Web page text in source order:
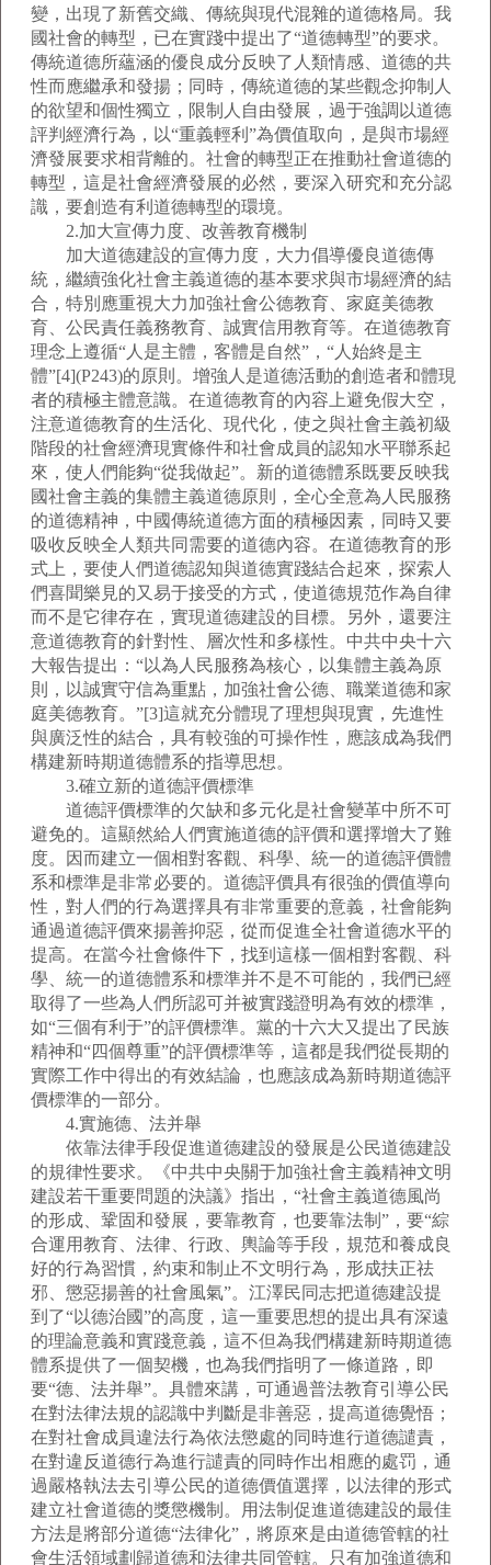
變，出現了新舊交織、傳統與現代混雜的道德格局。我
國社會的轉型，已在實踐中提出了“道德轉型”的要求。
傳統道德所蘊涵的優良成分反映了人類情感、道德的共
性而應繼承和發揚；同時，傳統道德的某些觀念抑制人
的欲望和個性獨立，限制人自由發展，過于強調以道德
評判經濟行為，以“重義輕利”為價值取向，是與市場經
濟發展要求相背離的。社會的轉型正在推動社會道德的
轉型，這是社會經濟發展的必然，要深入研究和充分認
識，要創造有利道德轉型的環境。
2.加大宣傳力度、改善教育機制
加大道德建設的宣傳力度，大力倡導優良道德傳
統，繼續強化社會主義道德的基本要求與市場經濟的結
合，特別應重視大力加強社會公德教育、家庭美德教
育、公民責任義務教育、誠實信用教育等。在道德教育
理念上遵循“人是主體，客體是自然”，“人始終是主
體”[4](P243)的原則。增強人是道德活動的創造者和體現
者的積極主體意識。在道德教育的內容上避免假大空，
注意道德教育的生活化、現代化，使之與社會主義初級
階段的社會經濟現實條件和社會成員的認知水平聯系起
來，使人們能夠“從我做起”。新的道德體系既要反映我
國社會主義的集體主義道德原則，全心全意為人民服務
的道德精神，中國傳統道德方面的積極因素，同時又要
吸收反映全人類共同需要的道德內容。在道德教育的形
式上，要使人們道德認知與道德實踐結合起來，探索人
們喜聞樂見的又易于接受的方式，使道德規范作為自律
而不是它律存在，實現道德建設的目標。另外，還要注
意道德教育的針對性、層次性和多樣性。中共中央十六
大報告提出：“以為人民服務為核心，以集體主義為原
則，以誠實守信為重點，加強社會公德、職業道德和家
庭美德教育。”[3]這就充分體現了理想與現實，先進性
與廣泛性的結合，具有較強的可操作性，應該成為我們
構建新時期道德體系的指導思想。
3.確立新的道德評價標準
道德評價標準的欠缺和多元化是社會變革中所不可
避免的。這顯然給人們實施道德的評價和選擇增大了難
度。因而建立一個相對客觀、科學、統一的道德評價體
系和標準是非常必要的。道德評價具有很強的價值導向
性，對人們的行為選擇具有非常重要的意義，社會能夠
通過道德評價來揚善抑惡，從而促進全社會道德水平的
提高。在當今社會條件下，找到這樣一個相對客觀、科
學、統一的道德體系和標準并不是不可能的，我們已經
取得了一些為人們所認可并被實踐證明為有效的標準，
如“三個有利于”的評價標準。黨的十六大又提出了民族
精神和“四個尊重”的評價標準等，這都是我們從長期的
實際工作中得出的有效結論，也應該成為新時期道德評
價標準的一部分。
4.實施德、法并舉
依靠法律手段促進道德建設的發展是公民道德建設
的規律性要求。《中共中央關于加強社會主義精神文明
建設若干重要問題的決議》指出，“社會主義道德風尚
的形成、鞏固和發展，要靠教育，也要靠法制”，要“綜
合運用教育、法律、行政、輿論等手段，規范和養成良
好的行為習慣，約束和制止不文明行為，形成扶正祛
邪、懲惡揚善的社會風氣”。江澤民同志把道德建設提
到了“以德治國”的高度，這一重要思想的提出具有深遠
的理論意義和實踐意義，這不但為我們構建新時期道德
體系提供了一個契機，也為我們指明了一條道路，即
要“德、法并舉”。具體來講，可通過普法教育引導公民
在對法律法規的認識中判斷是非善惡，提高道德覺悟；
在對社會成員違法行為依法懲處的同時進行道德譴責，
在對違反道德行為進行譴責的同時作出相應的處罚，通
過嚴格執法去引導公民的道德價值選擇，以法律的形式
建立社會道德的獎懲機制。用法制促進道德建設的最佳
方法是將部分道德“法律化”，將原來是由道德管轄的社
會生活領域劃歸道德和法律共同管轄。只有加強道德和